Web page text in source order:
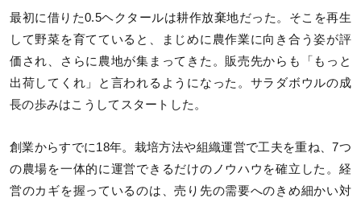
最初に借りた0.5ヘクタールは耕作放棄地だった。そこを再生
して野菜を育てていると、まじめに農作業に向き合う姿が評
価され、さらに農地が集まってきた。販売先からも「もっと
出荷してくれ」と言われるようになった。サラダボウルの成
長の歩みはこうしてスタートした。
創業からすでに18年。栽培方法や組織運営で工夫を重ね、7つ
の農場を一体的に運営できるだけのノウハウを確立した。経
営のカギを握っているのは、売り先の需要へのきめ細かい対